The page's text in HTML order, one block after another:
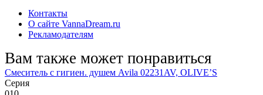
Контакты
О сайте VannaDream.ru
Рекламодателям
Вам также может понравиться
Смеситель с гигиен. душем Avila 02231AV, OLIVE’S
Серия